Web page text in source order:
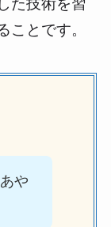
た技術を習
ことです。
や